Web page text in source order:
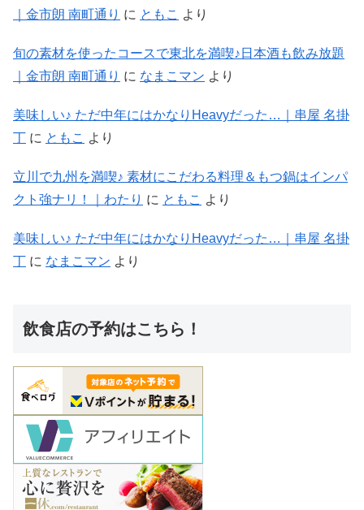
｜金市朗 南町通り に ともこ より
旬の素材を使ったコースで東北を満喫♪日本酒も飲み放題
｜金市朗 南町通り に なまこマン より
美味しい♪ ただ中年にはかなりHeavyだった…｜串屋 名掛
丁 に ともこ より
立川で九州を満喫♪ 素材にこだわる料理＆もつ鍋はインパ
クト強ナリ！｜わたり に ともこ より
美味しい♪ ただ中年にはかなりHeavyだった…｜串屋 名掛
丁 に なまこマン より
飲食店の予約はこちら！